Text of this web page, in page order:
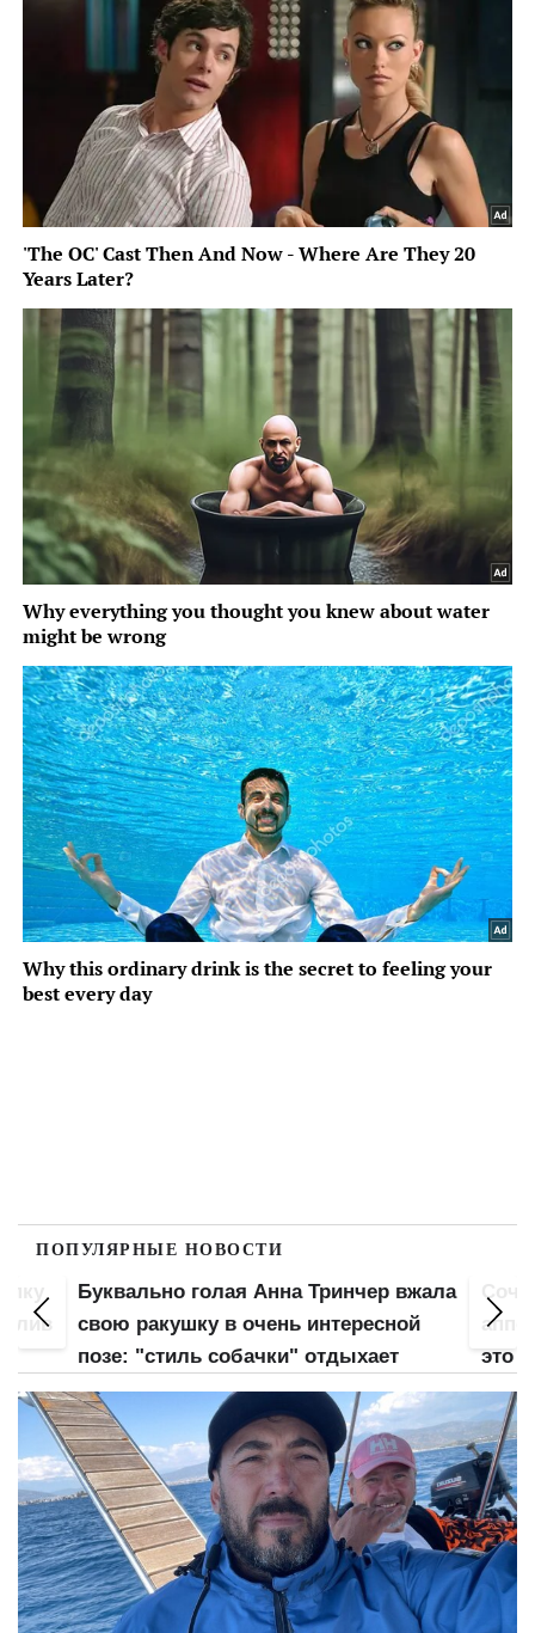
ПОПУЛЯРНЫЕ НОВОСТИ
Буквально голая Анна Тринчер вжала
свою ракушку в очень интересной
позе: "стиль собачки" отдыхает
это